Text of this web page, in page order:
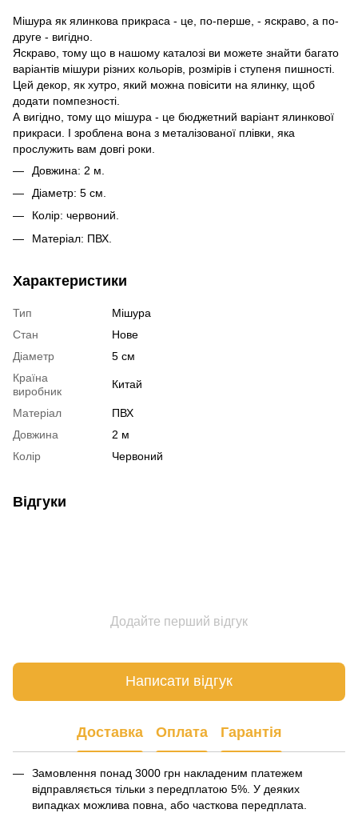
Мішура як ялинкова прикраса - це, по-перше, - яскраво, а по-
друге - вигідно.
Яскраво, тому що в нашому каталозі ви можете знайти багато
варіантів мішури різних кольорів, розмірів і ступеня пишності.
Цей декор, як хутро, який можна повісити на ялинку, щоб
додати помпезності.
А вигідно, тому що мішура - це бюджетний варіант ялинкової
прикраси. І зроблена вона з металізованої плівки, яка
прослужить вам довгі роки.
Довжина: 2 м.
Діаметр: 5 см.
Колір: червоний.
Матеріал: ПВХ.
Характеристики
Тип
Мішура
Стан
Нове
Діаметр
5 см
Країна
виробник
Китай
Матеріал
ПВХ
Довжина
2 м
Колір
Червоний
Відгуки
Додайте перший відгук
Написати відгук
Доставка Оплата Гарантія
Замовлення понад 3000 грн накладеним платежем
відправляється тільки з передплатою 5%. У деяких
випадках можлива повна, або часткова передплата.